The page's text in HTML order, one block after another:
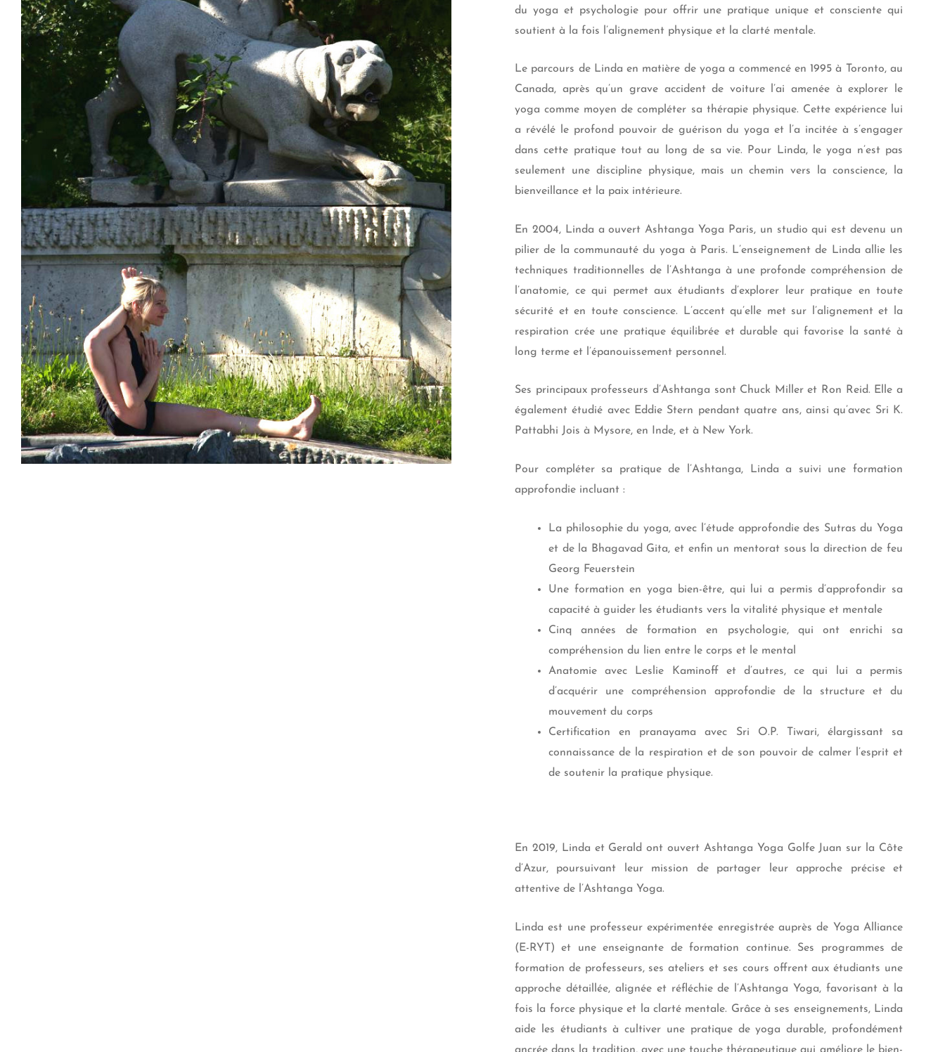
du yoga et psychologie pour offrir une pratique unique et consciente qui
soutient à la fois l’alignement physique et la clarté mentale.
Le parcours de Linda en matière de yoga a commencé en 1995 à Toronto, au
Canada, après qu’un grave accident de voiture l’ai amenée à explorer le
yoga comme moyen de compléter sa thérapie physique. Cette expérience lui
a révélé le profond pouvoir de guérison du yoga et l’a incitée à s’engager
dans cette pratique tout au long de sa vie. Pour Linda, le yoga n’est pas
seulement une discipline physique, mais un chemin vers la conscience, la
bienveillance et la paix intérieure.
En 2004, Linda a ouvert Ashtanga Yoga Paris, un studio qui est devenu un
pilier de la communauté du yoga à Paris. L’enseignement de Linda allie les
techniques traditionnelles de l’Ashtanga à une profonde compréhension de
l’anatomie, ce qui permet aux étudiants d’explorer leur pratique en toute
sécurité et en toute conscience. L’accent qu’elle met sur l’alignement et la
respiration crée une pratique équilibrée et durable qui favorise la santé à
long terme et l’épanouissement personnel.
Ses principaux professeurs d’Ashtanga sont Chuck Miller et Ron Reid. Elle a
également étudié avec Eddie Stern pendant quatre ans, ainsi qu’avec Sri K.
Pattabhi Jois à Mysore, en Inde, et à New York.
Pour compléter sa pratique de l’Ashtanga, Linda a suivi une formation
approfondie incluant :
La philosophie du yoga, avec l’étude approfondie des Sutras du Yoga
et de la Bhagavad Gita, et enfin un mentorat sous la direction de feu
Georg Feuerstein
Une formation en yoga bien-être, qui lui a permis d’approfondir sa
capacité à guider les étudiants vers la vitalité physique et mentale
Cinq années de formation en psychologie, qui ont enrichi sa
compréhension du lien entre le corps et le mental
Anatomie avec Leslie Kaminoff et d’autres, ce qui lui a permis
d’acquérir une compréhension approfondie de la structure et du
mouvement du corps
Certification en pranayama avec Sri O.P. Tiwari, élargissant sa
connaissance de la respiration et de son pouvoir de calmer l’esprit et
de soutenir la pratique physique.
En 2019, Linda et Gerald ont ouvert Ashtanga Yoga Golfe Juan sur la Côte
d’Azur, poursuivant leur mission de partager leur approche précise et
attentive de l’Ashtanga Yoga.
Linda est une professeur expérimentée enregistrée auprès de Yoga Alliance
(E-RYT) et une enseignante de formation continue. Ses programmes de
formation de professeurs, ses ateliers et ses cours offrent aux étudiants une
approche détaillée, alignée et réfléchie de l’Ashtanga Yoga, favorisant à la
fois la force physique et la clarté mentale. Grâce à ses enseignements, Linda
aide les étudiants à cultiver une pratique de yoga durable, profondément
ancrée dans la tradition, avec une touche thérapeutique qui améliore le bien-